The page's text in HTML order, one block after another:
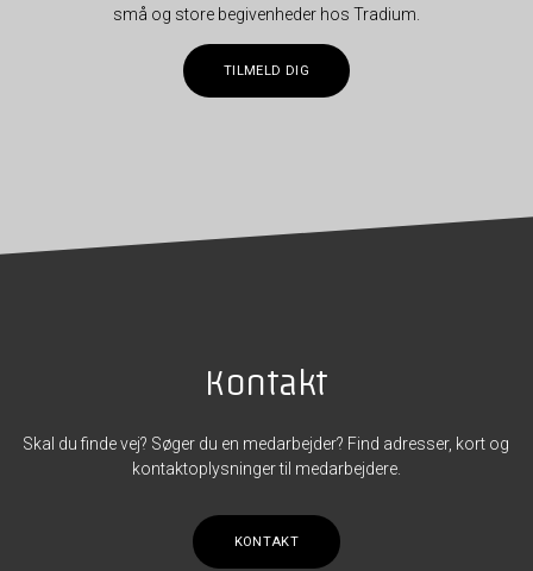
små og store begivenheder hos Tradium.
TILMELD DIG
Kontakt
Skal du finde vej? Søger du en medarbejder? Find adresser, kort og
kontaktoplysninger til medarbejdere.
KONTAKT